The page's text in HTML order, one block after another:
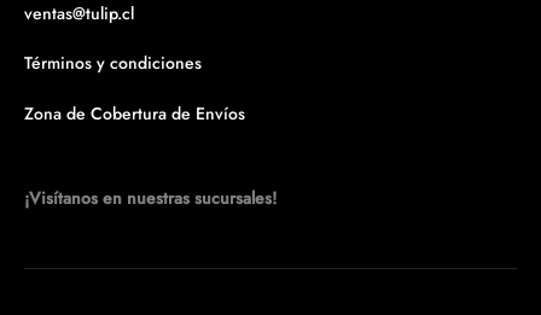
ventas@tulip.cl
Términos y condiciones
Zona de Cobertura de Envíos
¡Visítanos en nuestras sucursales!